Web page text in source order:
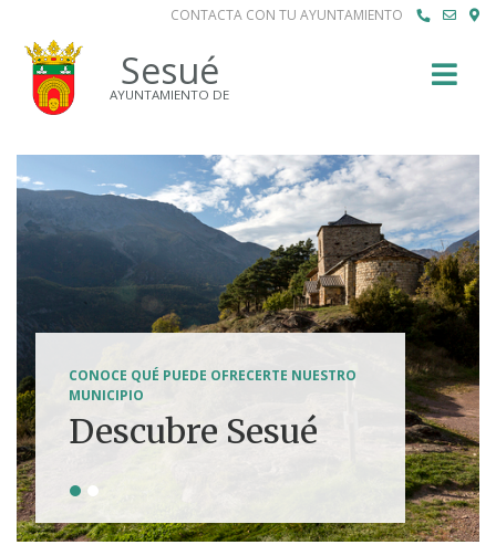
CONTACTA CON TU AYUNTAMIENTO
Sesué
AYUNTAMIENTO DE
CONOCE QUÉ PUEDE OFRECERTE NUESTRO
MUNICIPIO
Descubre Sesué
Tierra de
aventuras